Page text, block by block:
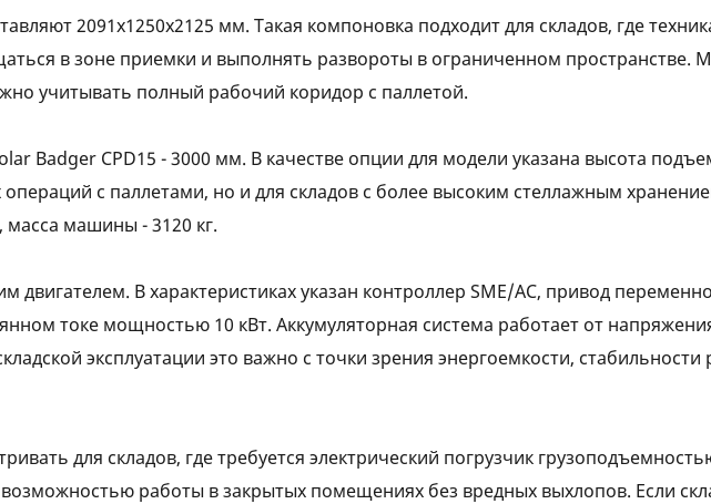
2091х1250х2125 мм. Такая компоновка подходит для складов, где
в зоне приемки и выполнять развороты в ограниченном пространстве.
учитывать полный рабочий коридор с паллетой.
Badger CPD15 - 3000 мм. В качестве опции для модели указана высота
операций с паллетами, но и для складов с более высоким стеллажным
масса машины - 3120 кг.
двигателем. В характеристиках указан контроллер SME/AC, привод
токе мощностью 10 кВт. Аккумуляторная система работает от
эксплуатации это важно с точки зрения энергоемкости,
для складов, где требуется электрический погрузчик
работы в закрытых помещениях без вредных выхлопов. Если